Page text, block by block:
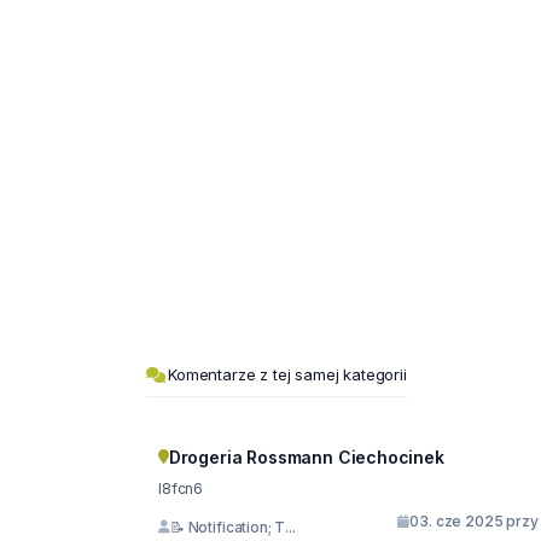
Komentarze z tej samej kategorii
Drogeria Rossmann Ciechocinek
l8fcn6
📝 Notification; T... 03. cze 2025 przy